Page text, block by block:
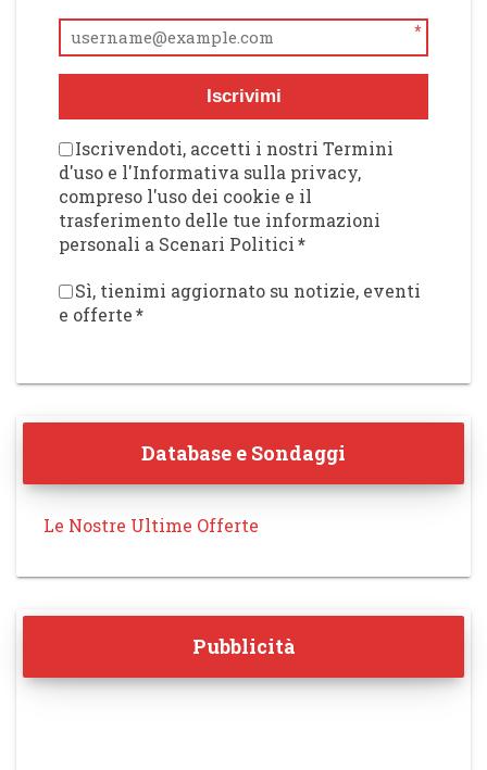
*
Iscrivimi
Iscrivendoti, accetti i nostri Termini
d'uso e l'Informativa sulla privacy,
compreso l'uso dei cookie e il
trasferimento delle tue informazioni
personali a Scenari Politici*
Sì, tienimi aggiornato su notizie, eventi
e offerte*
Database e Sondaggi
Le Nostre Ultime Offerte
Pubblicità